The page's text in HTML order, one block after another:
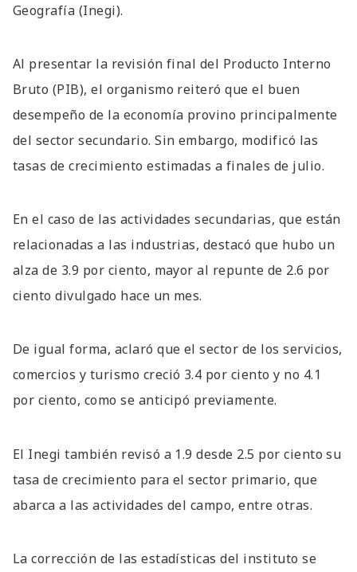
Geografía (Inegi).
Al presentar la revisión final del Producto Interno
Bruto (PIB), el organismo reiteró que el buen
desempeño de la economía provino principalmente
del sector secundario. Sin embargo, modificó las
tasas de crecimiento estimadas a finales de julio.
En el caso de las actividades secundarias, que están
relacionadas a las industrias, destacó que hubo un
alza de 3.9 por ciento, mayor al repunte de 2.6 por
ciento divulgado hace un mes.
De igual forma, aclaró que el sector de los servicios,
comercios y turismo creció 3.4 por ciento y no 4.1
por ciento, como se anticipó previamente.
El Inegi también revisó a 1.9 desde 2.5 por ciento su
tasa de crecimiento para el sector primario, que
abarca a las actividades del campo, entre otras.
La corrección de las estadísticas del instituto se